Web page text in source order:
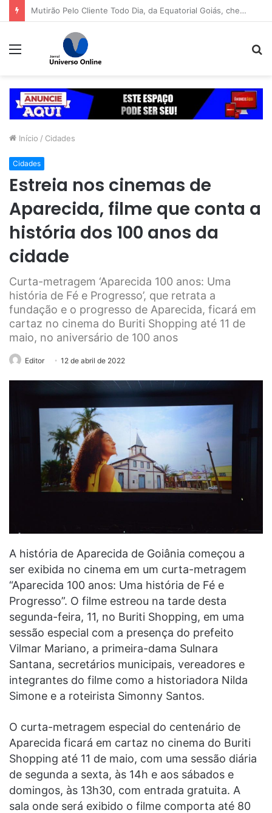
Mabel libera primeira pista lateral do viaduto da Leste-Oeste
Menu
Início / Cidades
Cidades
Estreia nos cinemas de
Aparecida, filme que conta a
história dos 100 anos da
cidade
Curta-metragem ‘Aparecida 100 anos: Uma
história de Fé e Progresso’, que retrata a
fundação e o progresso de Aparecida, ficará em
cartaz no cinema do Buriti Shopping até 11 de
maio, no aniversário de 100 anos
Editor 12 de abril de 2022
A história de Aparecida de Goiânia começou a
ser exibida no cinema em um curta-metragem
“Aparecida 100 anos: Uma história de Fé e
Progresso”. O filme estreou na tarde desta
segunda-feira, 11, no Buriti Shopping, em uma
sessão especial com a presença do prefeito
Vilmar Mariano, a primeira-dama Sulnara
Santana, secretários municipais, vereadores e
integrantes do filme como a historiadora Nilda
Simone e a roteirista Simonny Santos.
O curta-metragem especial do centenário de
Aparecida ficará em cartaz no cinema do Buriti
Shopping até 11 de maio, com uma sessão diária
de segunda a sexta, às 14h e aos sábados e
domingos, às 13h30, com entrada gratuita. A
sala onde será exibido o filme comporta até 80